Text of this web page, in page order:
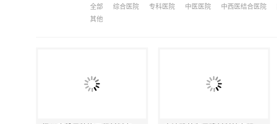
全部 综合医院 专科医院 中医医院 中西医结合医院
其他